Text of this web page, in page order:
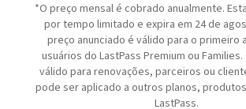
*O preço mensal é cobrado anualmente.
por tempo limitado e expira em 24 de
preço anunciado é válido para o primeiro
usuários do LastPass Premium ou
válido para renovações, parceiros ou
pode ser aplicado a outros planos,
LastPass.